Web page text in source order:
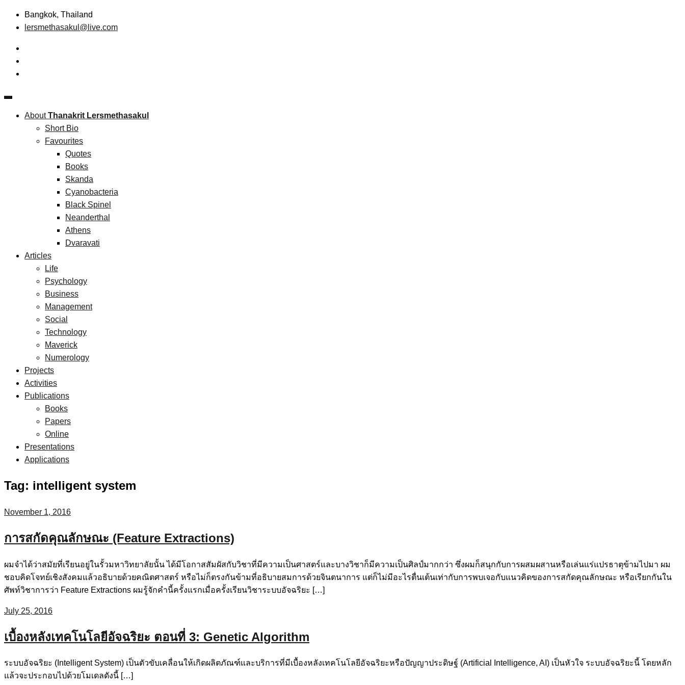
Skip
Bangkok, Thailand
lersmethasakul@live.com
Thanakrit Lersmethasakul
AboutThanakrit Lersmethasakul
Short Bio
Favourites
Quotes
Books
Skanda
Cyanobacteria
Black Spinel
Neanderthal
Athens
Dvaravati
Articles
Life
Psychology
Business
Management
Social
Technology
Maverick
Numerology
Projects
Activities
Publications
Books
Papers
Online
Presentations
Applications
Tag: intelligent system
November 1, 2016
การสกัดคุณลักษณะ (Feature Extractions)
ผมจำได้ว่าสมัยที่เรียนอยู่ในรั้วมหาวิทยาลัยนั้น ได้มีโอกาสสัมผัสกับวิชาที่มีความเป็นศาสตร์และบางวิชาก็มีความเป็นศิลป์มากกว่า ซึ่งผมก็สนุกกับการผสมผสานหรือเล่นแร่แปรธาตุข้ามไปมา ผม
ชอบคิดโจทย์เชิงสังคมแล้วอธิบายด้วยคณิตศาสตร์ หรือไม่ก็ตรงกันข้ามที่อธิบายสมการด้วยจินตนาการ แต่ก็ไม่มีอะไรตื่นเต้นเท่ากับการพบเจอกับแนวคิดของการสกัดคุณลักษณะ หรือเรียกกันใน
ศัพท์วิชาการว่า Feature Extractions ผมรู้จักคำนี้ครั้งแรกเมื่อครั้งเรียนวิชาระบบอัจฉริยะ […]
July 25, 2016
เบื้องหลังเทคโนโลยีอัจฉริยะ ตอนที่ 3: Genetic Algorithm
ระบบอัจฉริยะ (Intelligent System) เป็นตัวขับเคลื่อนให้เกิดผลิตภัณฑ์และบริการที่มีเบื้องหลังเทคโนโลยีอัจฉริยะหรือปัญญาประดิษฐ์ (Artificial Intelligence, AI) เป็นหัวใจ ระบบอัจฉริยะนี้ โดยหลัก
แล้วจะประกอบไปด้วยโมเดลดังนี้ […]